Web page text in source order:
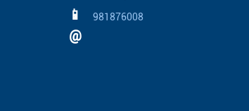
📱 981876008
@